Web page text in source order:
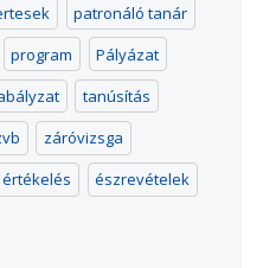
patronáló tanár
program
Pályázat
tanúsítás
záróvizsga
értékelés
észrevételek